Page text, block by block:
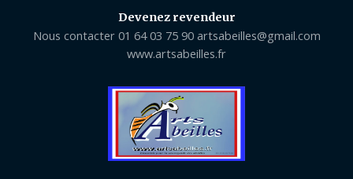
Devenez revendeur
Nous contacter 01 64 03 75 90 artsabeilles@gmail.com
www.artsabeilles.fr